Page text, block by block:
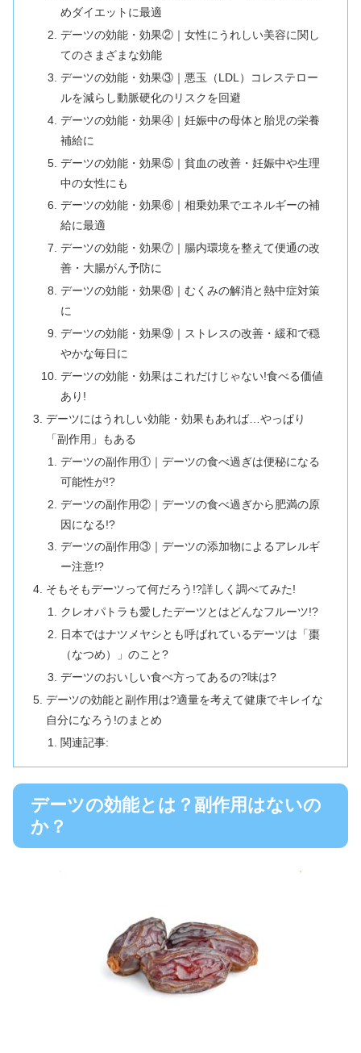
めダイエットに最適
デーツの効能・効果②｜女性にうれしい美容に関し
てのさまざまな効能
デーツの効能・効果③｜悪玉（LDL）コレステロー
ルを減らし動脈硬化のリスクを回避
デーツの効能・効果④｜妊娠中の母体と胎児の栄養
補給に
デーツの効能・効果⑤｜貧血の改善・妊娠中や生理
中の女性にも
デーツの効能・効果⑥｜相乗効果でエネルギーの補
給に最適
デーツの効能・効果⑦｜腸内環境を整えて便通の改
善・大腸がん予防に
デーツの効能・効果⑧｜むくみの解消と熱中症対策
に
デーツの効能・効果⑨｜ストレスの改善・緩和で穏
やかな毎日に
デーツの効能・効果はこれだけじゃない!食べる価値
あり!
デーツにはうれしい効能・効果もあれば…やっぱり
「副作用」もある
デーツの副作用①｜デーツの食べ過ぎは便秘になる
可能性が!?
デーツの副作用②｜デーツの食べ過ぎから肥満の原
因になる!?
デーツの副作用③｜デーツの添加物によるアレルギ
ー注意!?
そもそもデーツって何だろう!?詳しく調べてみた!
クレオパトラも愛したデーツとはどんなフルーツ!?
日本ではナツメヤシとも呼ばれているデーツは「棗
（なつめ）」のこと?
デーツのおいしい食べ方ってあるの?味は?
デーツの効能と副作用は?適量を考えて健康でキレイな
自分になろう!のまとめ
関連記事:
デーツの効能とは？副作用はないの
か？